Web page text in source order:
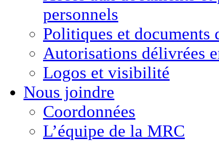
personnels
Politiques et documents
Autorisations délivrées
Logos et visibilité
Nous joindre
Coordonnées
L’équipe de la MRC